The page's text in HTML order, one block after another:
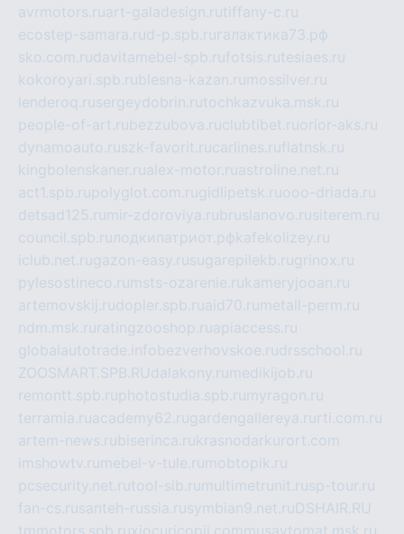
avrmotors.ruart-galadesign.rutiffany-c.ru
ecostep-samara.rud-p.spb.ru галактика73.рф
sko.com.rudavitamebel-spb.rufotsis.rutesiaes.ru
kokoroyari.spb.rublesna-kazan.ru mossilver.ru
lenderoq.rusergeydobrin.rutochkazvuka.msk.ru
people-of-art.rubezzubova.ruclubtibet.ruorior-aks.ru
dynamoauto.ruszk-favorit.rucarlines.ruflatnsk.ru
kingbolenskaner.rualex-motor.ruastroline.net.ru
act1.spb.rupolyglot.com.rugidlipetsk.ruooo-driada.ru
detsad125.ru mir-zdoroviya.rubruslanovo.rusiterem.ru
council.spb.ruлодкипатриот.рфkafekolizey.ru
iclub.net.rugazon-easy.rusugarepilekb.rugrinox.ru
pylesostineco.ru msts-ozarenie.rukameryjooan.ru
artemovskij.rudopler.spb.ruaid70.ru metall-perm.ru
ndm.msk.ru ratingzooshop.ruapiaccess.ru
globalautotrade.info bezverhovskoe.rudrsschool.ru
ZOOSMART.SPB.RUdalakony.ru medikijob.ru
remontt.spb.ruphotostudia.spb.ru myragon.ru
terramia.ruacademy62.rugardengallereya.ru rti.com.ru
artem-news.rubiserinca.rukrasnodarkurort.com
imshowtv.ru mebel-v-tule.ru mobtopik.ru
pcsecurity.net.rutool-sib.ru multimetrunit.rusp-tour.ru
fan-cs.rusanteh-russia.rusymbian9.net.ruDSHAIR.RU